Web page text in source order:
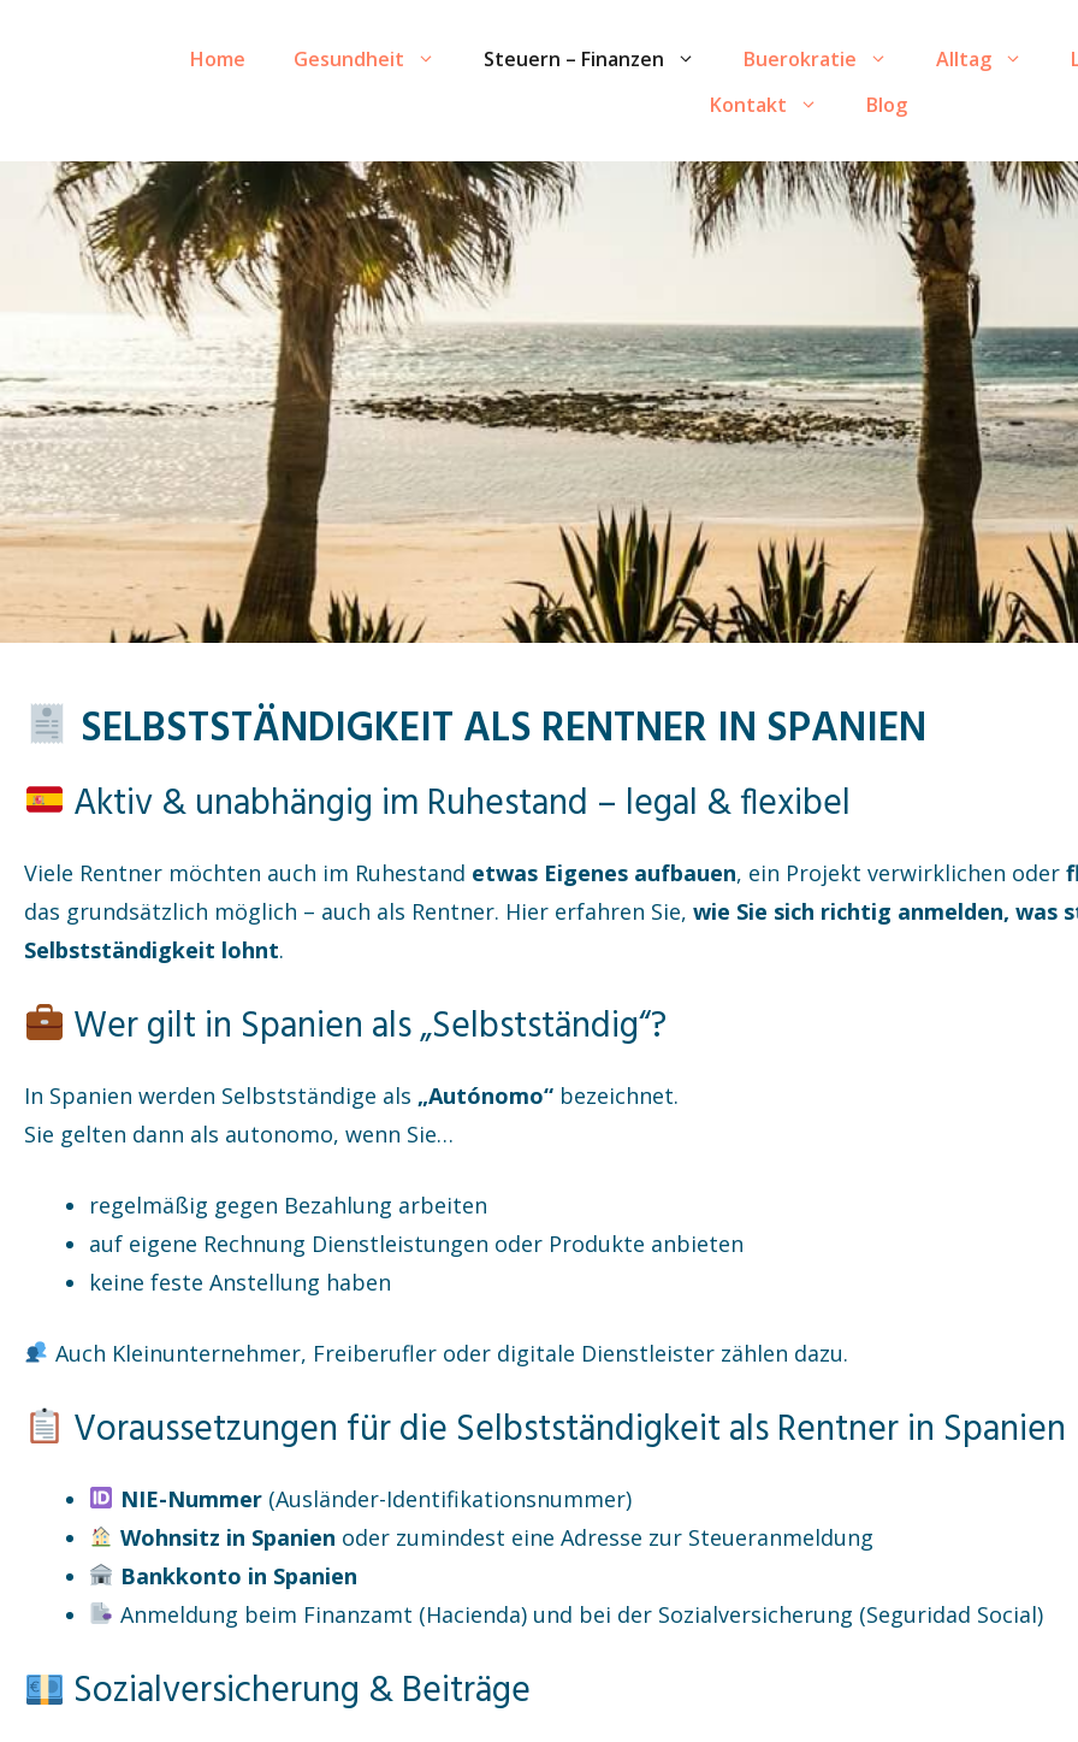
Home Gesundheit Steuern – Finanzen Buerokratie Alltag
Kontakt
Blog
SELBSTSTÄNDIGKEIT ALS RENTNER IN SPANIEN
Aktiv & unabhängig im Ruhestand – legal & flexibel
Viele Rentner möchten auch im Ruhestand etwas Eigenes aufbauen, ein Projekt verwirklichen oder
das grundsätzlich möglich – auch als Rentner. Hier erfahren Sie, wie Sie sich richtig anmelden, was
Selbstständigkeit lohnt.
Wer gilt in Spanien als „Selbstständig“?
In Spanien werden Selbstständige als „Autónomo“ bezeichnet.
Sie gelten dann als autonomo, wenn Sie…
regelmäßig gegen Bezahlung arbeiten
auf eigene Rechnung Dienstleistungen oder Produkte anbieten
keine feste Anstellung haben
Auch Kleinunternehmer, Freiberufler oder digitale Dienstleister zählen dazu.
Voraussetzungen für die Selbstständigkeit als Rentner in Spanien
NIE-Nummer(Ausländer-Identifikationsnummer)
Wohnsitz in Spanien oder zumindest eine Adresse zur Steueranmeldung
Bankkonto in Spanien
Anmeldung beim Finanzamt (Hacienda) und bei der Sozialversicherung (Seguridad Social)
Sozialversicherung & Beiträge